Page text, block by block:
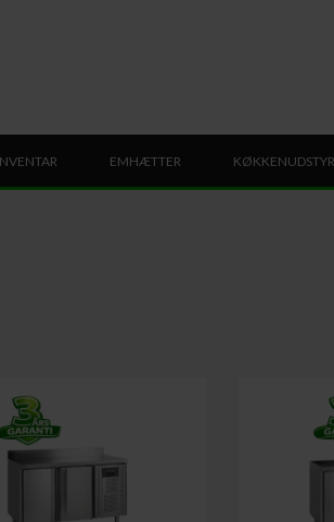
EMHÆTTER KØKKENUDSTYR